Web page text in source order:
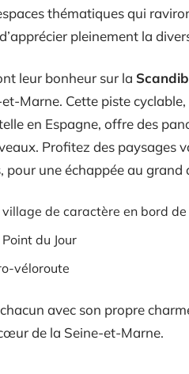
thématiques qui
pleinement la
leur bonheur sur la
Marne. Cette piste
en Espagne, offre des
Profitez des paysages
pour une échappée au grand
village de caractère en bord de
du Jour
véloroute
avec son propre
de la Seine-et-Marne.